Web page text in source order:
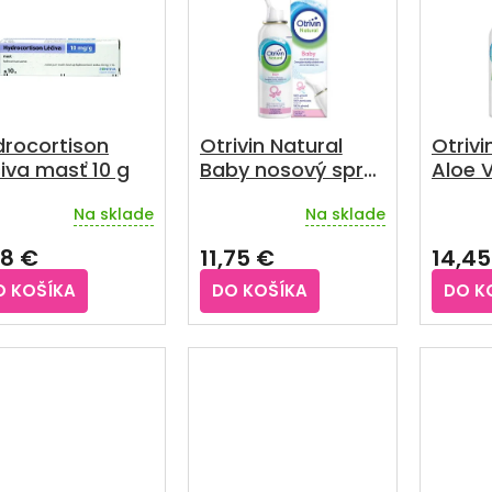
masť 10 g
Na sklade
€
KOŠÍKA
Otrivin Natural
Baby nosový sprej
Na sklade
11,75 €
DO KOŠÍKA
Aloe
DO